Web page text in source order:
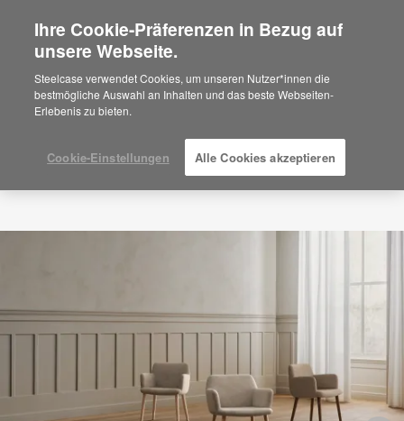
Are you in United States?
Would you like to see Products we sell in
your region?
Americas
Español
Ihre Cookie-Präferenzen in Bezug auf
unsere Webseite.
Steelcase verwendet Cookies, um unseren Nutzer*innen die
bestmögliche Auswahl an Inhalten und das beste Webseiten-
Erlebenis zu bieten.
Cookie-Einstellungen Alle Cookies akzeptieren